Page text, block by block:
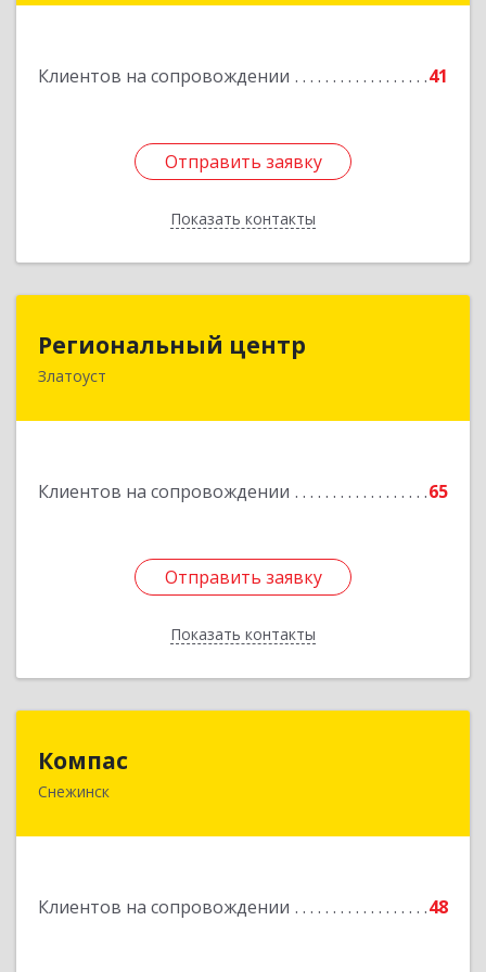
Клиентов на сопровождении 41
Отправить заявку
Показать контакты
Отправить заявку
Назад
Региональный центр
Златоуст
Клиентов на сопровождении 65
Отправить заявку
Показать контакты
Региональный центр
456227, Челябинская обл, Златоуст г, Мира пр-
Отправить заявку
Назад
Компас
Снежинск
Клиентов на сопровождении 48